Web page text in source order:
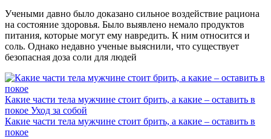
Учеными давно было доказано сильное воздействие рациона
на состояние здоровья. Было выявлено немало продуктов
питания, которые могут ему навредить. К ним относится и
соль. Однако недавно ученые выяснили, что существует
безопасная доза соли для людей
Какие части тела мужчине стоит брить, а какие – оставить в
покое Уход за собой
Какие части тела мужчине стоит брить, а какие – оставить в
покое